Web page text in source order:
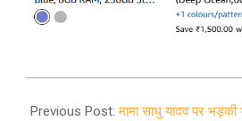
12-
Previous Post:मामा साधु यादव पर